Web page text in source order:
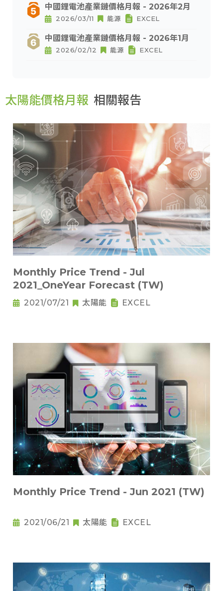
中國鋰電池產業鏈價格月報 - 2026年2月
2026/03/11 能源 EXCEL
中國鋰電池產業鏈價格月報 - 2026年1月
2026/02/12 能源 EXCEL
太陽能價格月報 相關報告
Monthly Price Trend - Jul
2021_OneYear Forecast (TW)
2021/07/21 太陽能 EXCEL
Monthly Price Trend - Jun 2021 (TW)
2021/06/21 太陽能 EXCEL